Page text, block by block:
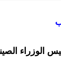
الوزراء